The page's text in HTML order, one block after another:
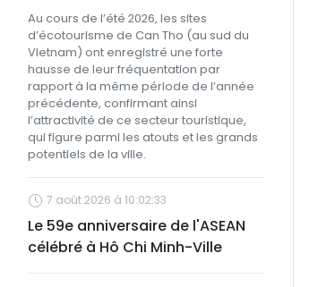
Au cours de l’été 2026, les sites
d’écotourisme de Can Tho (au sud du
Vietnam) ont enregistré une forte
hausse de leur fréquentation par
rapport à la même période de l’année
précédente, confirmant ainsi
l’attractivité de ce secteur touristique,
qui figure parmi les atouts et les grands
potentiels de la ville.
7 août 2026 à 10:02:33
Le 59e anniversaire de l'ASEAN
célébré à Hô Chi Minh-Ville